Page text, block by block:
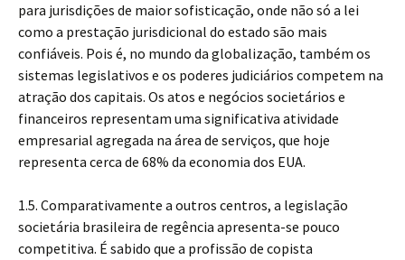
para jurisdições de maior sofisticação, onde não só a lei
como a prestação jurisdicional do estado são mais
confiáveis. Pois é, no mundo da globalização, também os
sistemas legislativos e os poderes judiciários competem na
atração dos capitais. Os atos e negócios societários e
financeiros representam uma significativa atividade
empresarial agregada na área de serviços, que hoje
representa cerca de 68% da economia dos EUA.
1.5. Comparativamente a outros centros, a legislação
societária brasileira de regência apresenta-se pouco
competitiva. É sabido que a profissão de copista